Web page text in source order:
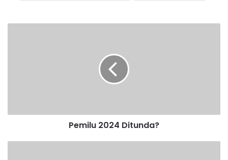
Pemilu 2024 Ditunda?